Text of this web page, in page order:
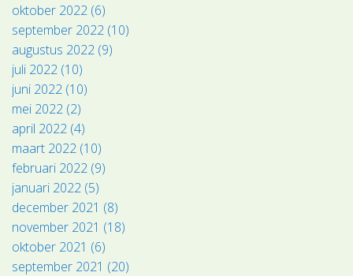
oktober 2022 (6)
september 2022 (10)
augustus 2022 (9)
juli 2022 (10)
juni 2022 (10)
mei 2022 (2)
april 2022 (4)
maart 2022 (10)
februari 2022 (9)
januari 2022 (5)
december 2021 (8)
november 2021 (18)
oktober 2021 (6)
september 2021 (20)